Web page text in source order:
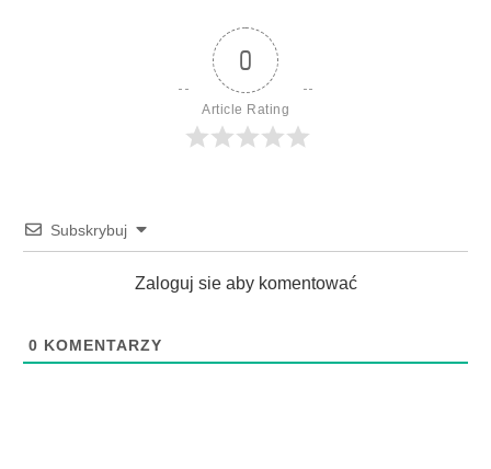
0
Article Rating
Subskrybuj
Zaloguj sie aby komentować
0 KOMENTARZY